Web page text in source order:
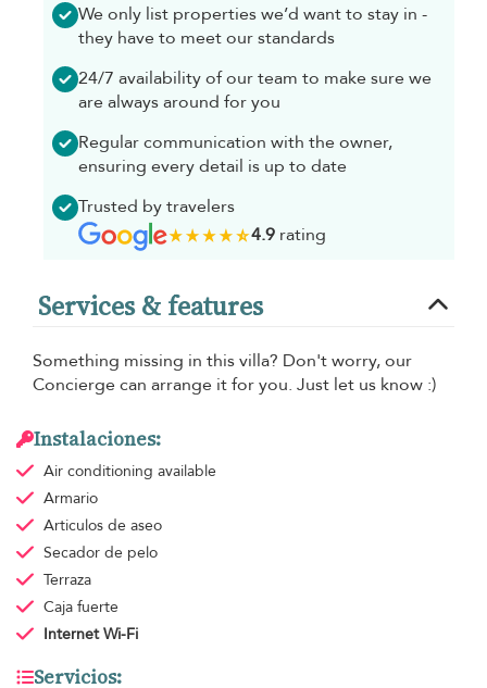
We only list properties we’d want to stay in -
they have to meet our standards
24/7 availability of our team to make sure we
are always around for you
Regular communication with the owner,
ensuring every detail is up to date
Trusted by travelers
4.9rating
Services & features
Something missing in this villa? Don't worry, our
Concierge can arrange it for you. Just let us know :)
Instalaciones:
Air conditioning available
Armario
Articulos de aseo
Secador de pelo
Terraza
Caja fuerte
Internet Wi-Fi
Servicios: